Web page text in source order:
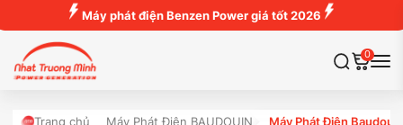
Máy phát điện Benzen Power giá tốt 2026
0
Trang chủ Máy Phát Điện BAUDOUIN Máy Phát Điện